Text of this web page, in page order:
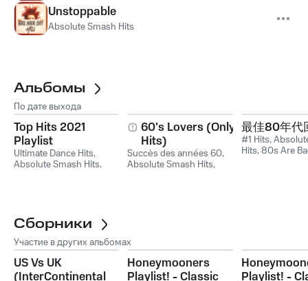
Unstoppable
Absolute Smash Hits
Альбомы
По дате выхода
Top Hits 2021
Playlist
Ultimate Dance Hits,
Absolute Smash Hits,
60's Lovers (Only
Hits)
Succès des années 60,
Absolute Smash Hits,
最佳80年代
#1 Hits,
Hits,80s Are
Сборники
Участие в других альбомах
US Vs UK
(InterContinental
Honeymooners
Playlist! - Classic
Playlist! -